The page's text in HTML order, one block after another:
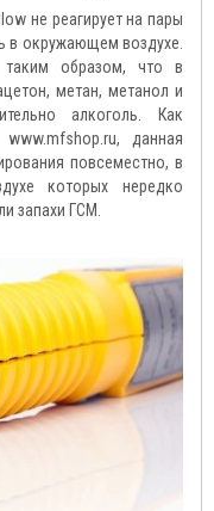
не реагирует на пары
в окружающем воздухе.
таким образом, что в
метан, метанол и
алкоголь. Как
данная
повсеместно, в
которых нередко
запахи ГСМ.